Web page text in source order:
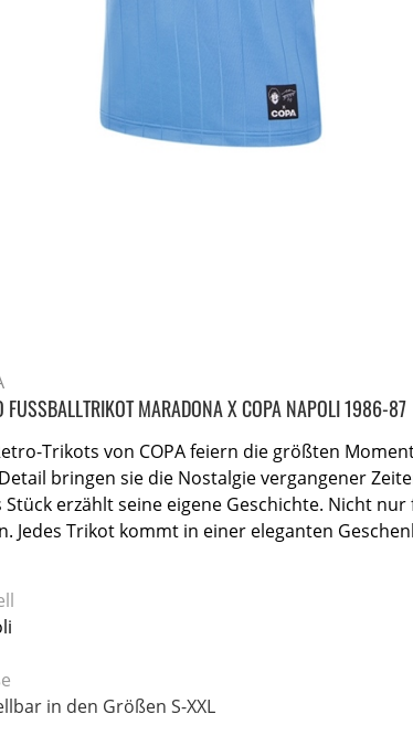
FUSSBALLTRIKOT MARADONA X COPA NAPOLI 1986-87
Trikots von COPA feiern die größten
bringen sie die Nostalgie vergangener
Stück erzählt seine eigene Geschichte. Nicht
Jedes Trikot kommt in einer eleganten
in den Größen S-XXL